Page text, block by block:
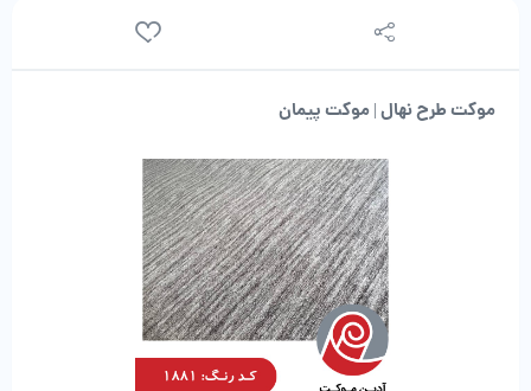
موکت طرح نهال | موکت پیمان